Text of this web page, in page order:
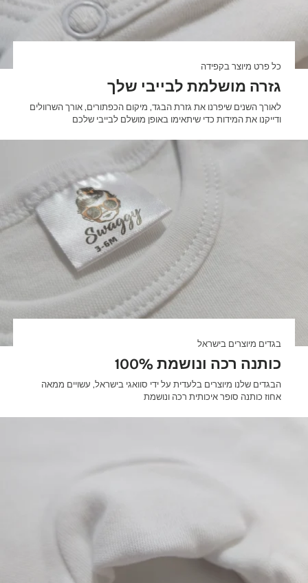
כל פרט מיוצר בקפידה
גזרה מושלמת לבייבי שלך
לאורך השנים שיפרנו את גזרת הבגד, מיקום הכפתורים, אורך השרוולים
ודייקנו את המידות כדי שיתאימו באופן מושלם לבייבי שלכם
בגדים מיוצרים בישראל
100% כותנה רכה ונושמת
הבגדים שלנו מיוצרים בלעדית על ידי סוואגי בישראל, עשויים ממאה
אחוז כותנה סופר איכותית רכה ונושמת